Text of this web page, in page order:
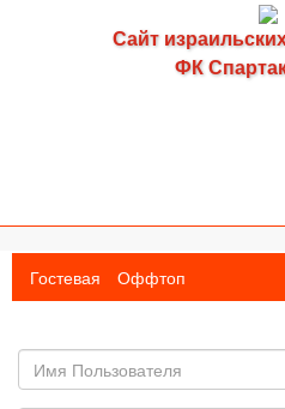
Сайт
ФК
Гостевая Оффтоп